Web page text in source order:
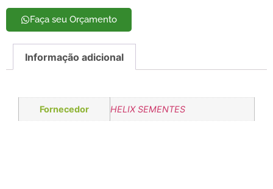
Faça seu Orçamento
Informação adicional
Fornecedor HELIX SEMENTES